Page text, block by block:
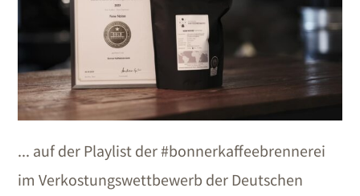
... auf der Playlist der #bonnerkaffeebrennerei
im Verkostungswettbewerb der Deutschen